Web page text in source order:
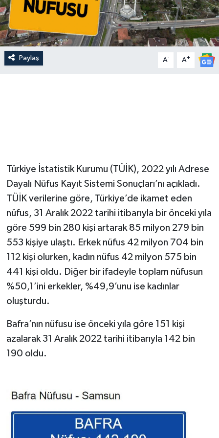
Paylaş A- A+
Türkiye İstatistik Kurumu (TÜİK), 2022 yılı Adrese
Dayalı Nüfus Kayıt Sistemi Sonuçları’nı açıkladı.
TÜİK verilerine göre, Türkiye’de ikamet eden
nüfus, 31 Aralık 2022 tarihi itibarıyla bir önceki yıla
göre 599 bin 280 kişi artarak 85 milyon 279 bin
553 kişiye ulaştı. Erkek nüfus 42 milyon 704 bin
112 kişi olurken, kadın nüfus 42 milyon 575 bin
441 kişi oldu. Diğer bir ifadeyle toplam nüfusun
%50,1’ini erkekler, %49,9’unu ise kadınlar
oluşturdu.
Bafra’nın nüfusu ise önceki yıla göre 151 kişi
azalarak 31 Aralık 2022 tarihi itibarıyla 142 bin
190 oldu.